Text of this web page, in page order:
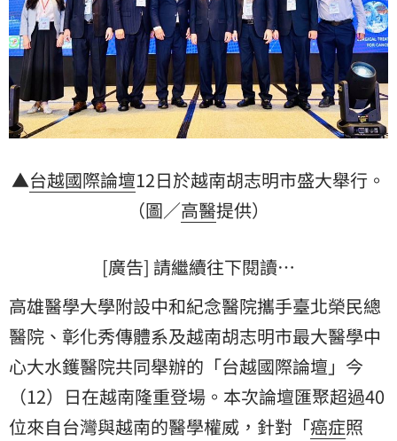
▲台越國際論壇12日於越南胡志明市盛大舉行。
（圖／高醫提供）
[廣告] 請繼續往下閱讀…
高雄醫學大學附設中和紀念醫院攜手臺北榮民總
醫院、彰化秀傳體系及越南胡志明市最大醫學中
心大水鑊醫院共同舉辦的「台越國際論壇」今
（12）日在越南隆重登場。本次論壇匯聚超過40
位來自台灣與越南的醫學權威，針對「癌症照